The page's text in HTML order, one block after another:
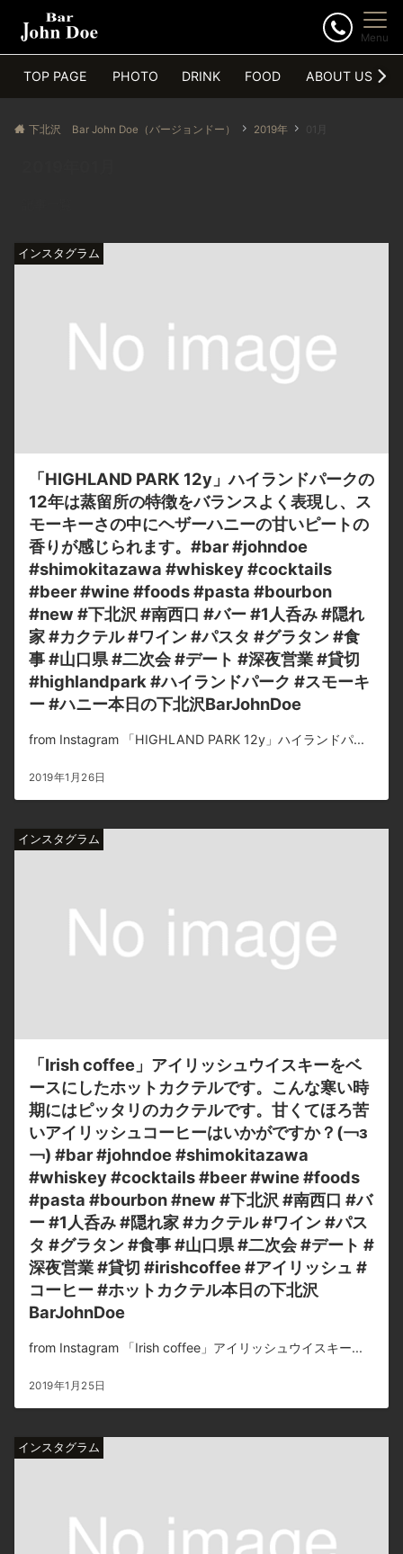
Menu
TOP PAGE PHOTO DRINK FOOD ABOUT US
下北沢 Bar John Doe（バージョンドー） 2019年 01月
インスタグラム
「HIGHLAND PARK 12y」ハイランドパークの
12年は蒸留所の特徴をバランスよく表現し、ス
モーキーさの中にヘザーハニーの甘いピートの
香りが感じられます。#bar #johndoe
#shimokitazawa #whiskey #cocktails
#beer #wine #foods #pasta #bourbon
#new #下北沢 #南西口 #バー #1人呑み #隠れ
家 #カクテル #ワイン #パスタ #グラタン #食
事 #山口県 #二次会 #デート #深夜営業 #貸切
#highlandpark #ハイランドパーク #スモーキ
ー #ハニー本日の下北沢BarJohnDoe
from Instagram 「HIGHLAND PARK 12y」ハイランドパ...
2019年1月26日
インスタグラム
「Irish coffee」アイリッシュウイスキーをベ
ースにしたホットカクテルです。こんな寒い時
期にはピッタリのカクテルです。甘くてほろ苦
いアイリッシュコーヒーはいかがですか？(￢з
￢) #bar #johndoe #shimokitazawa
#whiskey #cocktails #beer #wine #foods
#pasta #bourbon #new #下北沢 #南西口 #バ
ー #1人呑み #隠れ家 #カクテル #ワイン #パス
タ #グラタン #食事 #山口県 #二次会 #デート #
深夜営業 #貸切 #irishcoffee #アイリッシュ #
コーヒー #ホットカクテル本日の下北沢
BarJohnDoe
from Instagram 「Irish coffee」アイリッシュウイスキー...
2019年1月25日
インスタグラム